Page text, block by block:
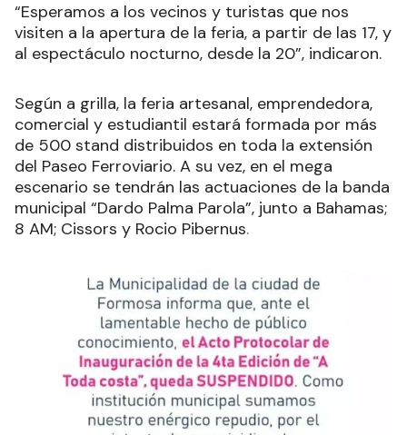
“Esperamos a los vecinos y turistas que nos
visiten a la apertura de la feria, a partir de las 17, y
al espectáculo nocturno, desde la 20”, indicaron.
Según a grilla, la feria artesanal, emprendedora,
comercial y estudiantil estará formada por más
de 500 stand distribuidos en toda la extensión
del Paseo Ferroviario. A su vez, en el mega
escenario se tendrán las actuaciones de la banda
municipal “Dardo Palma Parola”, junto a Bahamas;
8 AM; Cissors y Rocio Pibernus.